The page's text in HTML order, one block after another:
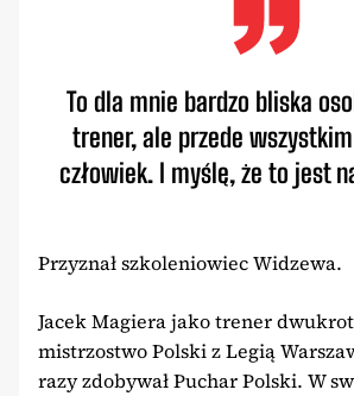
To dla mnie bardzo bliska
trener, ale przede
człowiek. I myślę, że to jest
Przyznał szkoleniowiec Widzewa.
Jacek Magiera jako trener
mistrzostwo Polski z Legią
razy zdobywał Puchar Polski. W